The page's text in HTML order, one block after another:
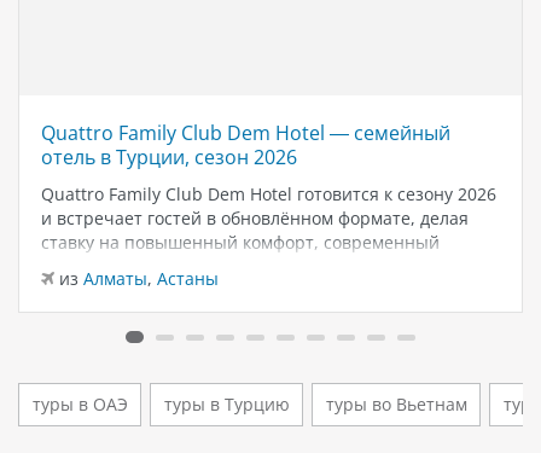
Quattro Family Club Dem Hotel — семейный
отель в Турции, сезон 2026
Quattro Family Club Dem Hotel готовится к сезону 2026
и встречает гостей в обновлённом формате, делая
ставку на повышенный комфорт, современный
моря. Отель остаётся популярным выбором для тех,
кто ищет семейный отель в…
из Алматы, Астаны
туры в ОАЭ туры в Турцию туры во Вьетнам